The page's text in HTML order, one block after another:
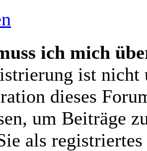
ich mich
ist
dieses
um Beiträge
als